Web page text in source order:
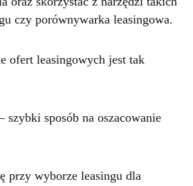
czy porównywarka leasingowa.
ofert leasingowych jest tak
szybki sposób na oszacowanie
przy wyborze leasingu dla